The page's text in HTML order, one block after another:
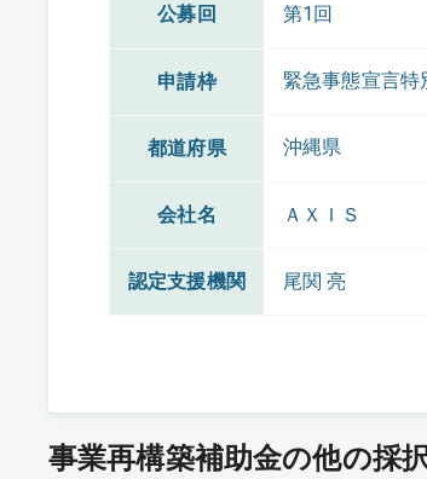
公募回 第1回
申請枠 緊急事態宣言特
都道府県 沖縄県
会社名 ＡＸＩＳ
認定支援機関 尾関 亮
事業再構築補助金の他の採